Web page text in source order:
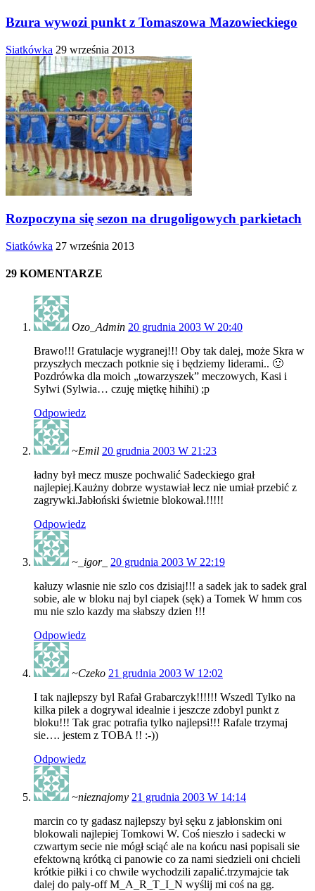
Bzura wywozi punkt z Tomaszowa Mazowieckiego
Siatkówka 29 września 2013
Rozpoczyna się sezon na drugoligowych parkietach
Siatkówka 27 września 2013
29 KOMENTARZE
Ozo_Admin 20 grudnia 2003 W 20:40
Brawo!!! Gratulacje wygranej!!! Oby tak dalej, może Skra w
przyszłych meczach potknie się i będziemy liderami.. 🙂
Pozdrówka dla moich „towarzyszek” meczowych, Kasi i
Sylwi (Sylwia… czuję miętkę hihihi) ;p
Odpowiedz
~Emil 20 grudnia 2003 W 21:23
ładny był mecz musze pochwalić Sadeckiego grał
najlepiej.Kaużny dobrze wystawiał lecz nie umiał przebić z
zagrywki.Jabłoński świetnie blokował.!!!!!
Odpowiedz
~_igor_
20 grudnia 2003 W 22:19
kałuzy wlasnie nie szlo cos dzisiaj!!! a sadek jak to sadek gral
sobie, ale w bloku naj byl ciapek (sęk) a Tomek W hmm cos
mu nie szlo kazdy ma słabszy dzien !!!
Odpowiedz
~Czeko 21 grudnia 2003 W 12:02
I tak najlepszy byl Rafał Grabarczyk!!!!!! Wszedl Tylko na
kilka pilek a dogrywal idealnie i jeszcze zdobyl punkt z
bloku!!! Tak grac potrafia tylko najlepsi!!! Rafale trzymaj
sie…. jestem z TOBA !! :-))
Odpowiedz
~nieznajomy 21 grudnia 2003 W 14:14
marcin co ty gadasz najlepszy był sęku z jabłonskim oni
blokowali najlepiej Tomkowi W. Coś nieszło i sadecki w
czwartym secie nie mógł sciąć ale na końcu nasi popisali sie
efektowną krótką ci panowie co za nami siedzieli oni chcieli
krótkie piłki i co chwile wychodzili zapalić.trzymajcie tak
dalej do paly-off M_A_R_T_I_N wyślij mi coś na gg.